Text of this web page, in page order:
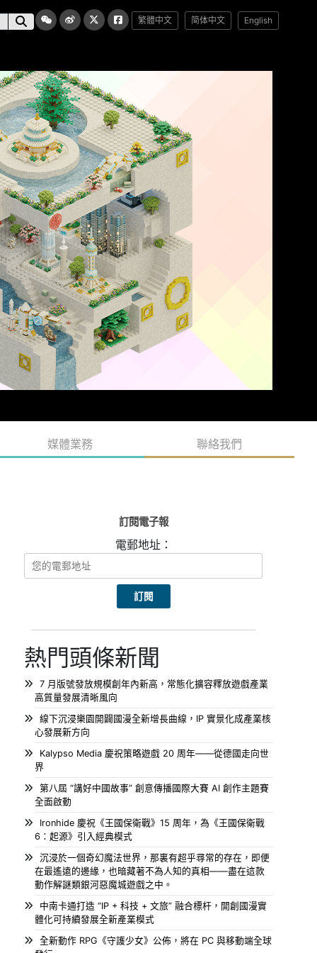
繁體中文 简体中文 English
媒體業務 聯絡我們
訂閱電子報
電郵地址：
熱門頭條新聞
7 月版號發放規模創年內新高，常態化擴容釋放遊戲產業
高質量發展清晰風向
線下沉浸樂園開闢國漫全新增長曲線，IP 實景化成產業核
心發展新方向
Kalypso Media 慶祝策略遊戲 20 周年——從德國走向世
界
第八屆 “講好中國故事” 創意傳播國際大賽 AI 創作主題賽
全面啟動
Ironhide 慶祝《王國保衛戰》15 周年，為《王國保衛戰
6：起源》引入經典模式
沉浸於一個奇幻魔法世界，那裏有超乎尋常的存在，即便
在最遙遠的邊緣，也暗藏著不為人知的真相——盡在這款
動作解謎類銀河惡魔城遊戲之中。
中南卡通打造 “IP + 科技 + 文旅” 融合標杆，開創國漫實
體化可持續發展全新產業模式
全新動作 RPG《守護少女》公佈，將在 PC 與移動端全球